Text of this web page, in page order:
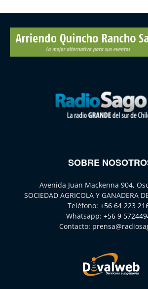
SOBRE
Avenida Juan Mackenna 904,
SOCIEDAD AGRICOLA Y GANADERA
Teléfono: +56 64 223
Whatsapp: +56 9
Contacto: